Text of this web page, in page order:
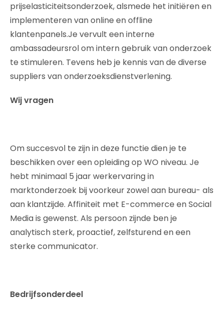
prijselasticiteitsonderzoek, alsmede het initiëren en
implementeren van online en offline
klantenpanels.Je vervult een interne
ambassadeursrol om intern gebruik van onderzoek
te stimuleren. Tevens heb je kennis van de diverse
suppliers van onderzoeksdienstverlening.
Wij vragen
Om succesvol te zijn in deze functie dien je te
beschikken over een opleiding op WO niveau. Je
hebt minimaal 5 jaar werkervaring in
marktonderzoek bij voorkeur zowel aan bureau- als
aan klantzijde. Affiniteit met E-commerce en Social
Media is gewenst. Als persoon zijnde ben je
analytisch sterk, proactief, zelfsturend en een
sterke communicator.
Bedrijfsonderdeel